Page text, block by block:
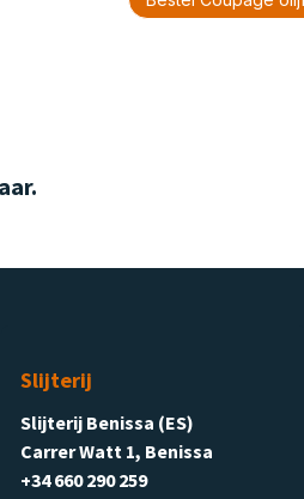
Slijterij
Slijterij Benissa (ES)
Carrer Watt 1, Benissa
+34 660 290 259